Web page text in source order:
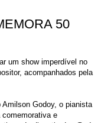
50
um show imperdível no
acompanhados pela
Godoy, o pianista
e